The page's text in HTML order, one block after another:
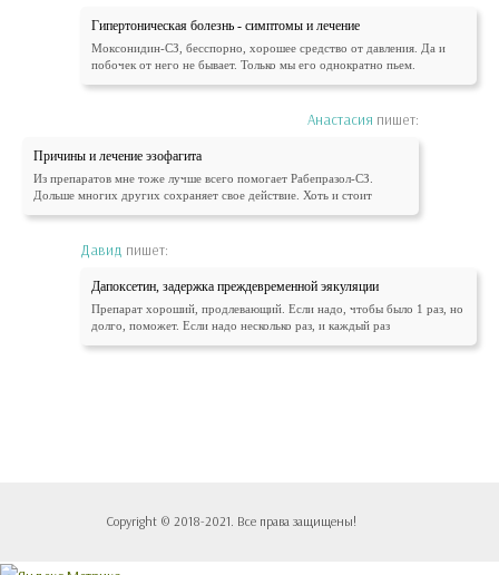
Гипертоническая болезнь - симптомы и лечение
Моксонидин-СЗ, бесспорно, хорошее средство от давления. Да и
побочек от него не бывает. Только мы его однократно пьем.
Анастасия пишет:
Причины и лечение эзофагита
Из препаратов мне тоже лучше всего помогает Рабепразол-СЗ.
Дольше многих других сохраняет свое действие. Хоть и стоит
Давид пишет:
Дапоксетин, задержка преждевременной эякуляции
Препарат хороший, продлевающий. Если надо, чтобы было 1 раз, но
долго, поможет. Если надо несколько раз, и каждый раз
Copyright © 2018-2021. Все права защищены!